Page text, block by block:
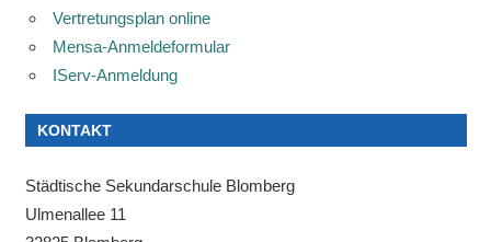
Vertretungsplan online
Mensa-Anmeldeformular
IServ-Anmeldung
KONTAKT
Städtische Sekundarschule Blomberg
Ulmenallee 11